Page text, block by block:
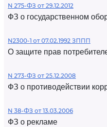
N 275-ФЗ от 29.12.2012
ФЗ о государственном
N2300-1 от 07.02.1992 ЗППП
О защите прав
N 273-ФЗ от 25.12.2008
ФЗ о противодействии
N 38-ФЗ от 13.03.2006
ФЗ о рекламе